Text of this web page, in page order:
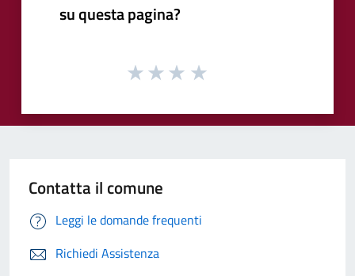
su questa pagina?
Contatta il comune
Leggi le domande frequenti
Richiedi Assistenza